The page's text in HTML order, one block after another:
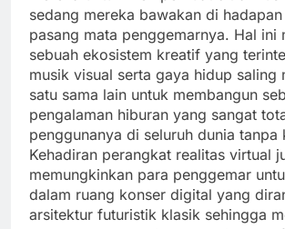
sedang mereka bawakan di
pasang mata penggemarnya. Hal ini
sebuah ekosistem kreatif yang
musik visual serta gaya hidup saling
satu sama lain untuk membangun
pengalaman hiburan yang sangat
penggunanya di seluruh dunia tanpa
Kehadiran perangkat realitas virtual
memungkinkan para penggemar
dalam ruang konser digital yang
arsitektur futuristik klasik sehingga